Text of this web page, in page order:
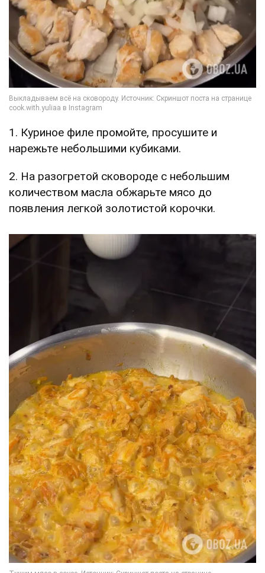
1. Куриное филе промойте, просушите и
нарежьте небольшими кубиками.
2. На разогретой сковороде с небольшим
количеством масла обжарьте мясо до
появления легкой золотистой корочки.